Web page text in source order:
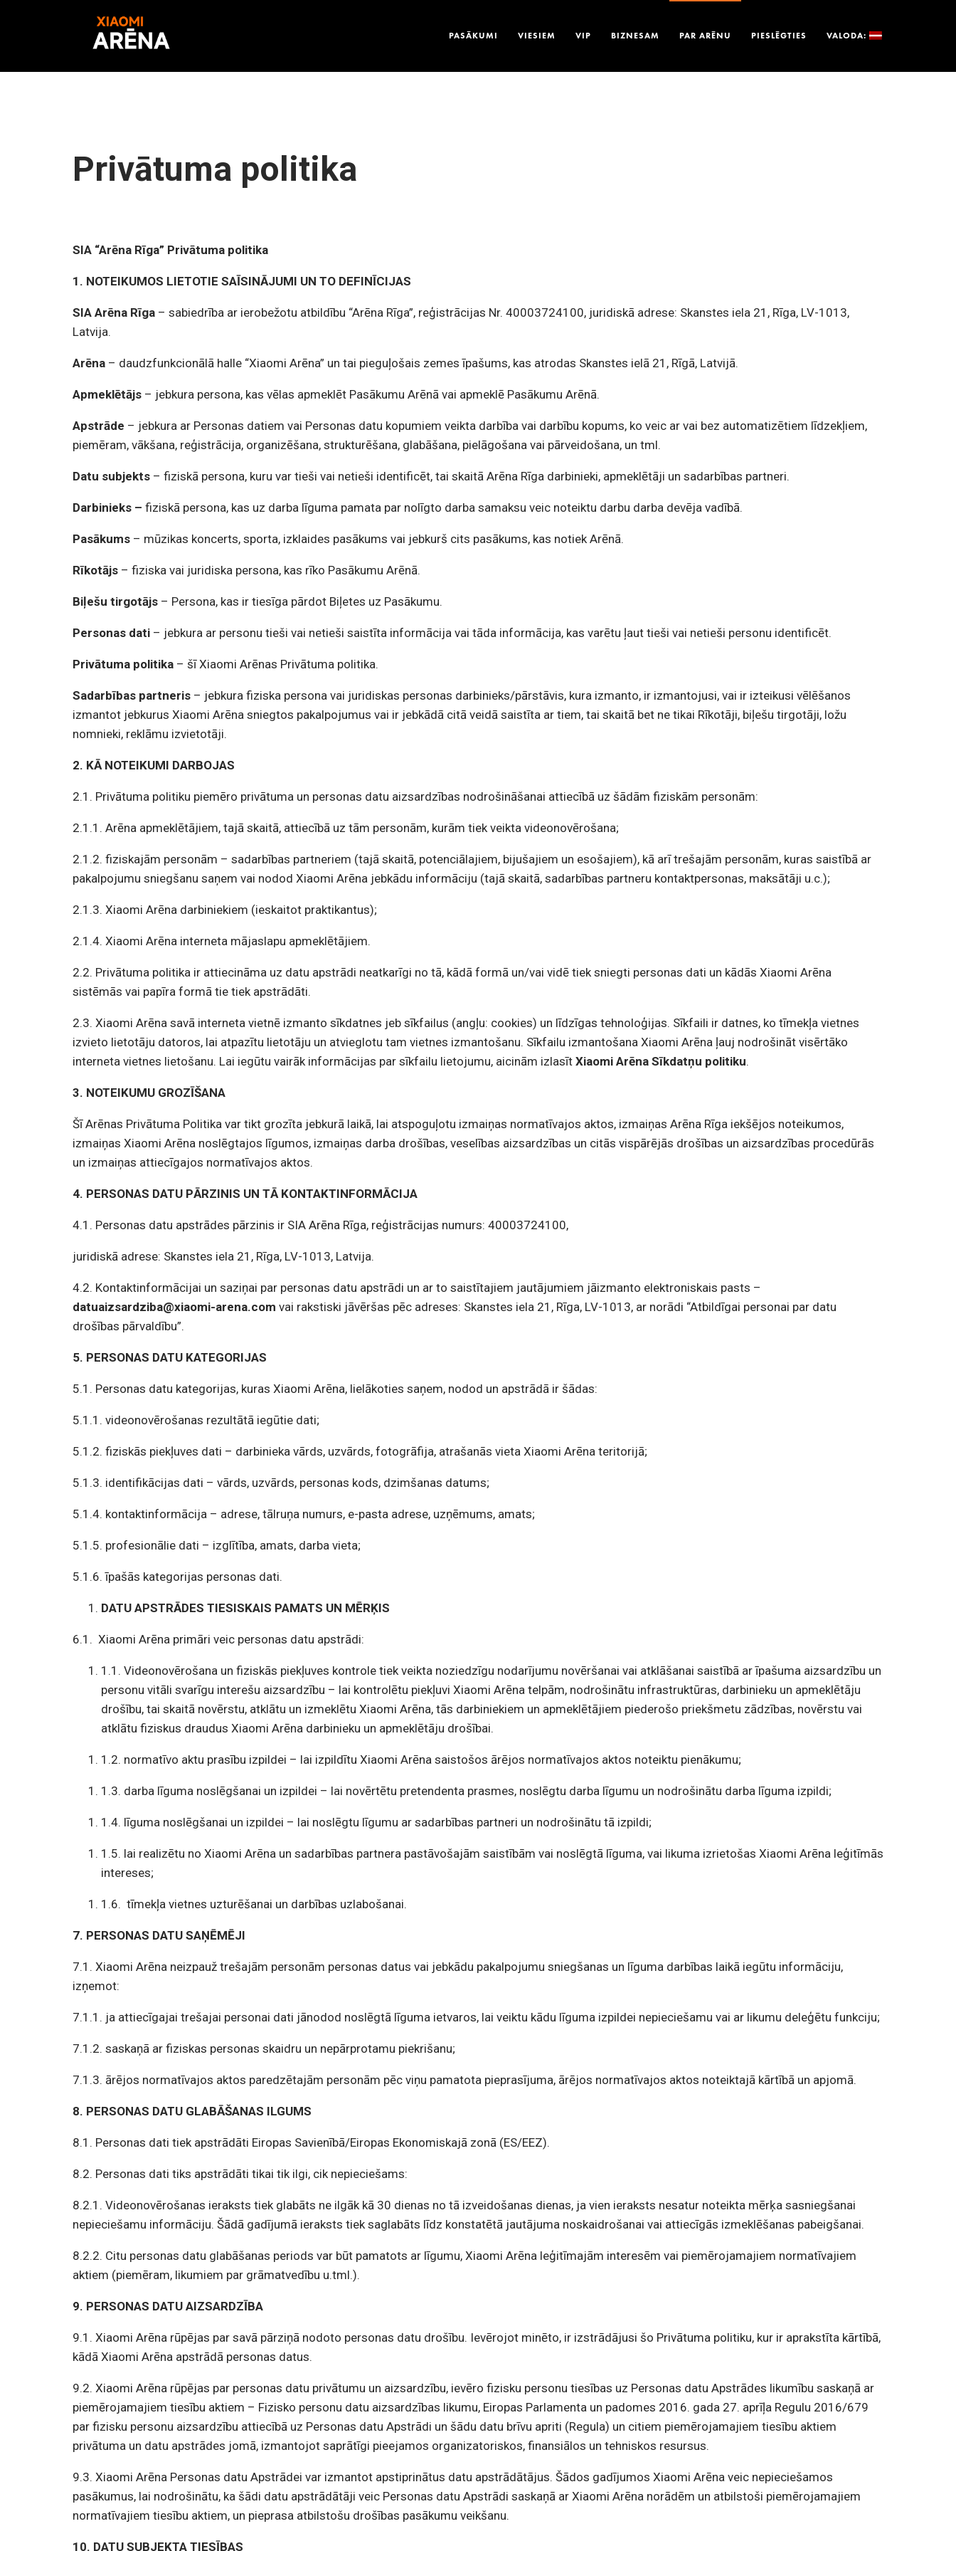
PASĀKUMI VIESIEM VIP BIZNESAM PAR ARĒNU PIESLĒGTIES VALODA:
Privātuma politika
SIA “Arēna Rīga” Privātuma politika
1. NOTEIKUMOS LIETOTIE SAĪSINĀJUMI UN TO DEFINĪCIJAS
SIA Arēna Rīga – sabiedrība ar ierobežotu atbildību “Arēna Rīga”, reģistrācijas Nr. 40003724100, juridiskā adrese: Skanstes iela 21, Rīga, LV-1013,
Latvija.
Arēna – daudzfunkcionālā halle “Xiaomi Arēna” un tai pieguļošais zemes īpašums, kas atrodas Skanstes ielā 21, Rīgā, Latvijā.
Apmeklētājs – jebkura persona, kas vēlas apmeklēt Pasākumu Arēnā vai apmeklē Pasākumu Arēnā.
Apstrāde – jebkura ar Personas datiem vai Personas datu kopumiem veikta darbība vai darbību kopums, ko veic ar vai bez automatizētiem līdzekļiem,
piemēram, vākšana, reģistrācija, organizēšana, strukturēšana, glabāšana, pielāgošana vai pārveidošana, un tml.
Datu subjekts – fiziskā persona, kuru var tieši vai netieši identificēt, tai skaitā Arēna Rīga darbinieki, apmeklētāji un sadarbības partneri.
Darbinieks – fiziskā persona, kas uz darba līguma pamata par nolīgto darba samaksu veic noteiktu darbu darba devēja vadībā.
Pasākums – mūzikas koncerts, sporta, izklaides pasākums vai jebkurš cits pasākums, kas notiek Arēnā.
Rīkotājs – fiziska vai juridiska persona, kas rīko Pasākumu Arēnā.
Biļešu tirgotājs – Persona, kas ir tiesīga pārdot Biļetes uz Pasākumu.
Personas dati – jebkura ar personu tieši vai netieši saistīta informācija vai tāda informācija, kas varētu ļaut tieši vai netieši personu identificēt.
Privātuma politika – šī Xiaomi Arēnas Privātuma politika.
Sadarbības partneris – jebkura fiziska persona vai juridiskas personas darbinieks/pārstāvis, kura izmanto, ir izmantojusi, vai ir izteikusi vēlēšanos
izmantot jebkurus Xiaomi Arēna sniegtos pakalpojumus vai ir jebkādā citā veidā saistīta ar tiem, tai skaitā bet ne tikai Rīkotāji, biļešu tirgotāji, ložu
nomnieki, reklāmu izvietotāji.
2. KĀ NOTEIKUMI DARBOJAS
2.1. Privātuma politiku piemēro privātuma un personas datu aizsardzības nodrošināšanai attiecībā uz šādām fiziskām personām:
2.1.1. Arēna apmeklētājiem, tajā skaitā, attiecībā uz tām personām, kurām tiek veikta videonovērošana;
2.1.2. fiziskajām personām – sadarbības partneriem (tajā skaitā, potenciālajiem, bijušajiem un esošajiem), kā arī trešajām personām, kuras saistībā ar
pakalpojumu sniegšanu saņem vai nodod Xiaomi Arēna jebkādu informāciju (tajā skaitā, sadarbības partneru kontaktpersonas, maksātāji u.c.);
2.1.3. Xiaomi Arēna darbiniekiem (ieskaitot praktikantus);
2.1.4. Xiaomi Arēna interneta mājaslapu apmeklētājiem.
2.2. Privātuma politika ir attiecināma uz datu apstrādi neatkarīgi no tā, kādā formā un/vai vidē tiek sniegti personas dati un kādās Xiaomi Arēna
sistēmās vai papīra formā tie tiek apstrādāti.
2.3. Xiaomi Arēna savā interneta vietnē izmanto sīkdatnes jeb sīkfailus (angļu: cookies) un līdzīgas tehnoloģijas. Sīkfaili ir datnes, ko tīmekļa vietnes
izvieto lietotāju datoros, lai atpazītu lietotāju un atvieglotu tam vietnes izmantošanu. Sīkfailu izmantošana Xiaomi Arēna ļauj nodrošināt visērtāko
interneta vietnes lietošanu. Lai iegūtu vairāk informācijas par sīkfailu lietojumu, aicinām izlasīt Xiaomi Arēna Sīkdatņu politiku.
3. NOTEIKUMU GROZĪŠANA
Šī Arēnas Privātuma Politika var tikt grozīta jebkurā laikā, lai atspoguļotu izmaiņas normatīvajos aktos, izmaiņas Arēna Rīga iekšējos noteikumos,
izmaiņas Xiaomi Arēna noslēgtajos līgumos, izmaiņas darba drošības, veselības aizsardzības un citās vispārējās drošības un aizsardzības procedūrās
un izmaiņas attiecīgajos normatīvajos aktos.
4. PERSONAS DATU PĀRZINIS UN TĀ KONTAKTINFORMĀCIJA
4.1. Personas datu apstrādes pārzinis ir SIA Arēna Rīga, reģistrācijas numurs: 40003724100,
juridiskā adrese: Skanstes iela 21, Rīga, LV-1013, Latvija.
4.2. Kontaktinformācijai un saziņai par personas datu apstrādi un ar to saistītajiem jautājumiem jāizmanto elektroniskais pasts –
datuaizsardziba@xiaomi-arena.com vai rakstiski jāvēršas pēc adreses: Skanstes iela 21, Rīga, LV-1013, ar norādi “Atbildīgai personai par datu
drošības pārvaldību”.
5. PERSONAS DATU KATEGORIJAS
5.1. Personas datu kategorijas, kuras Xiaomi Arēna, lielākoties saņem, nodod un apstrādā ir šādas:
5.1.1. videonovērošanas rezultātā iegūtie dati;
5.1.2. fiziskās piekļuves dati – darbinieka vārds, uzvārds, fotogrāfija, atrašanās vieta Xiaomi Arēna teritorijā;
5.1.3. identifikācijas dati – vārds, uzvārds, personas kods, dzimšanas datums;
5.1.4. kontaktinformācija – adrese, tālruņa numurs, e-pasta adrese, uzņēmums, amats;
5.1.5. profesionālie dati – izglītība, amats, darba vieta;
5.1.6. īpašās kategorijas personas dati.
DATU APSTRĀDES TIESISKAIS PAMATS UN MĒRĶIS
6.1. Xiaomi Arēna primāri veic personas datu apstrādi:
1.1. Videonovērošana un fiziskās piekļuves kontrole tiek veikta noziedzīgu nodarījumu novēršanai vai atklāšanai saistībā ar īpašuma aizsardzību un
personu vitāli svarīgu interešu aizsardzību – lai kontrolētu piekļuvi Xiaomi Arēna telpām, nodrošinātu infrastruktūras, darbinieku un apmeklētāju
drošību, tai skaitā novērstu, atklātu un izmeklētu Xiaomi Arēna, tās darbiniekiem un apmeklētājiem piederošo priekšmetu zādzības, novērstu vai
atklātu fiziskus draudus Xiaomi Arēna darbinieku un apmeklētāju drošībai.
1.2. normatīvo aktu prasību izpildei – lai izpildītu Xiaomi Arēna saistošos ārējos normatīvajos aktos noteiktu pienākumu;
1.3. darba līguma noslēgšanai un izpildei – lai novērtētu pretendenta prasmes, noslēgtu darba līgumu un nodrošinātu darba līguma izpildi;
1.4. līguma noslēgšanai un izpildei – lai noslēgtu līgumu ar sadarbības partneri un nodrošinātu tā izpildi;
1.5. lai realizētu no Xiaomi Arēna un sadarbības partnera pastāvošajām saistībām vai noslēgtā līguma, vai likuma izrietošas Xiaomi Arēna leģitīmās
intereses;
1.6. tīmekļa vietnes uzturēšanai un darbības uzlabošanai.
7. PERSONAS DATU SAŅĒMĒJI
7.1. Xiaomi Arēna neizpauž trešajām personām personas datus vai jebkādu pakalpojumu sniegšanas un līguma darbības laikā iegūtu informāciju,
izņemot:
7.1.1. ja attiecīgajai trešajai personai dati jānodod noslēgtā līguma ietvaros, lai veiktu kādu līguma izpildei nepieciešamu vai ar likumu deleģētu funkciju;
7.1.2. saskaņā ar fiziskas personas skaidru un nepārprotamu piekrišanu;
7.1.3. ārējos normatīvajos aktos paredzētajām personām pēc viņu pamatota pieprasījuma, ārējos normatīvajos aktos noteiktajā kārtībā un apjomā.
8. PERSONAS DATU GLABĀŠANAS ILGUMS
8.1. Personas dati tiek apstrādāti Eiropas Savienībā/Eiropas Ekonomiskajā zonā (ES/EEZ).
8.2. Personas dati tiks apstrādāti tikai tik ilgi, cik nepieciešams:
8.2.1. Videonovērošanas ieraksts tiek glabāts ne ilgāk kā 30 dienas no tā izveidošanas dienas, ja vien ieraksts nesatur noteikta mērķa sasniegšanai
nepieciešamu informāciju. Šādā gadījumā ieraksts tiek saglabāts līdz konstatētā jautājuma noskaidrošanai vai attiecīgās izmeklēšanas pabeigšanai.
8.2.2. Citu personas datu glabāšanas periods var būt pamatots ar līgumu, Xiaomi Arēna leģitīmajām interesēm vai piemērojamajiem normatīvajiem
aktiem (piemēram, likumiem par grāmatvedību u.tml.).
9. PERSONAS DATU AIZSARDZĪBA
9.1. Xiaomi Arēna rūpējas par savā pārziņā nodoto personas datu drošību. Ievērojot minēto, ir izstrādājusi šo Privātuma politiku, kur ir aprakstīta kārtībā,
kādā Xiaomi Arēna apstrādā personas datus.
9.2. Xiaomi Arēna rūpējas par personas datu privātumu un aizsardzību, ievēro fizisku personu tiesības uz Personas datu Apstrādes likumību saskaņā ar
piemērojamajiem tiesību aktiem – Fizisko personu datu aizsardzības likumu, Eiropas Parlamenta un padomes 2016. gada 27. aprīļa Regulu 2016/679
par fizisku personu aizsardzību attiecībā uz Personas datu Apstrādi un šādu datu brīvu apriti (Regula) un citiem piemērojamajiem tiesību aktiem
privātuma un datu apstrādes jomā, izmantojot saprātīgi pieejamos organizatoriskos, finansiālos un tehniskos resursus.
9.3. Xiaomi Arēna Personas datu Apstrādei var izmantot apstiprinātus datu apstrādātājus. Šādos gadījumos Xiaomi Arēna veic nepieciešamos
pasākumus, lai nodrošinātu, ka šādi datu apstrādātāji veic Personas datu Apstrādi saskaņā ar Xiaomi Arēna norādēm un atbilstoši piemērojamajiem
normatīvajiem tiesību aktiem, un pieprasa atbilstošu drošības pasākumu veikšanu.
10. DATU SUBJEKTA TIESĪBAS